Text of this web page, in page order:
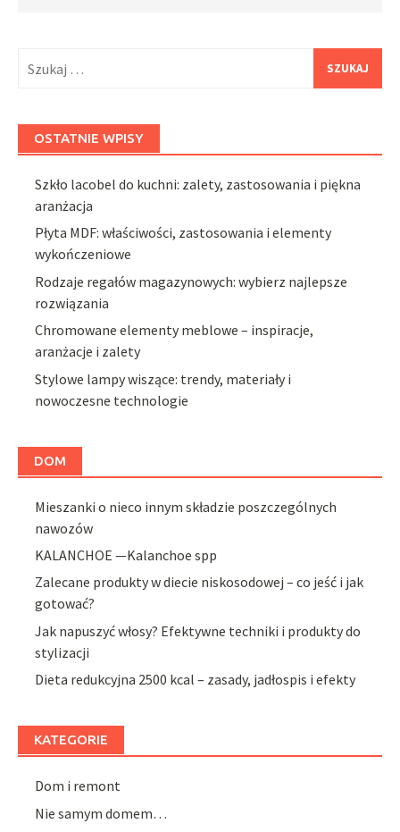
OSTATNIE WPISY
Szkło lacobel do kuchni: zalety, zastosowania i piękna
aranżacja
Płyta MDF: właściwości, zastosowania i elementy
wykończeniowe
Rodzaje regałów magazynowych: wybierz najlepsze
rozwiązania
Chromowane elementy meblowe – inspiracje,
aranżacje i zalety
Stylowe lampy wiszące: trendy, materiały i
nowoczesne technologie
DOM
Mieszanki o nieco innym składzie poszczególnych
nawozów
KALANCHOE —Kalanchoe spp
Zalecane produkty w diecie niskosodowej – co jeść i jak
gotować?
Jak napuszyć włosy? Efektywne techniki i produkty do
stylizacji
Dieta redukcyjna 2500 kcal – zasady, jadłospis i efekty
KATEGORIE
Dom i remont
Nie samym domem…